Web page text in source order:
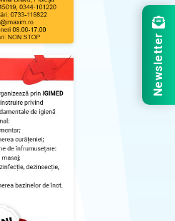
Newsletter